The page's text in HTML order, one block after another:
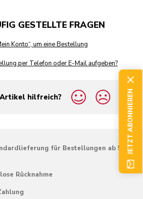
GESTELLTE FRAGEN
Konto“, um eine Bestellung
per Telefon oder E-Mail aufgeben?
hilfreich?
für Bestellungen ab 50
Rücknahme
JETZT ABONNIEREN